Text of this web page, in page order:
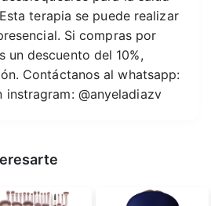
terapia se puede realizar
Si compras por
un descuento del 10%,
Contáctanos al whatsapp:
instragram: @anyeladiazv